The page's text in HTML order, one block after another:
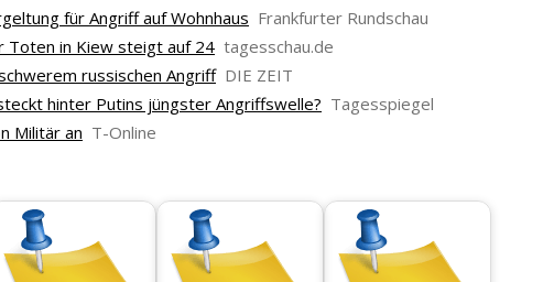
für Angriff auf Wohnhaus Frankfurter Rundschau
Toten in Kiew steigt auf 24 tagesschau.de
russischen Angriff DIE ZEIT
hinter Putins jüngster Angriffswelle? Tagesspiegel
Militär an T-Online